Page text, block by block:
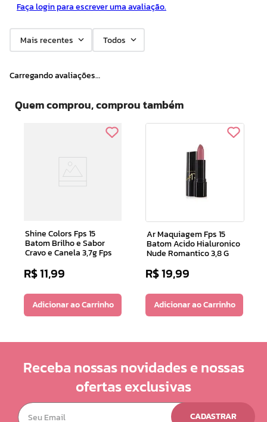
Faça login para escrever uma avaliação.
Mais recentes Todos
Carregando avaliações…
Quem comprou, comprou também
Shine Colors Fps 15
Batom Brilho e Sabor
Cravo e Canela 3,7g Fps
R$11,99
Adicionar ao Carrinho
Ar Maquiagem Fps 15
Batom Acido Hialuronico
Nude Romantico 3,8 G
R$19,99
Adicionar ao Carrinho
Receba nossas novidades e nossas
ofertas exclusivas
CADASTRAR